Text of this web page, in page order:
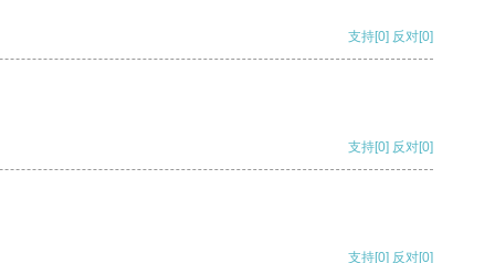
支持[0] 反对[0]
支持[0] 反对[0]
支持[0] 反对[0]